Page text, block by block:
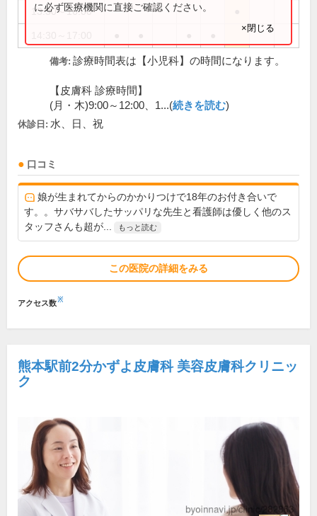
13:30～16:00
に必ず医療機関に直接ご確認ください。
×閉じる
備考: 診療時間表は【小児科】の時間になります。
【皮膚科 診療時間】
(月・木)9:00～12:00、1...(続きを読む)
休診日: 水、日、祝
口コミ
娘が生まれてからのかかりつけで18年のお付き合いで
す。。サバサバしたサッパリな先生と看護師は優しく他のス
タッフさんも超が...
もっと読む
この医院の詳細をみる
アクセス数※
熊本駅前2分かずよ皮膚科 美容皮膚科クリニッ
ク